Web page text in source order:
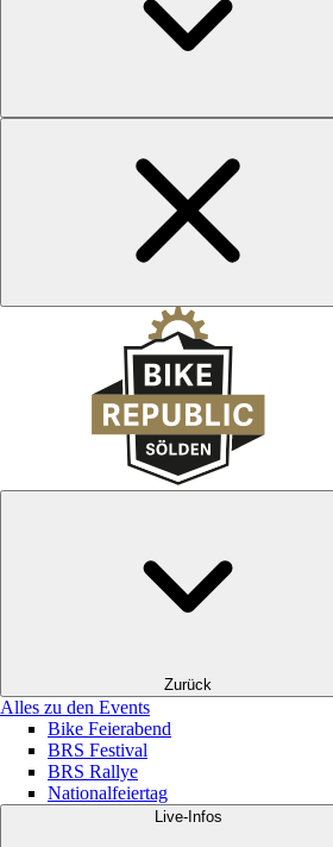
Zurück
Alles zu den Events
Bike Feierabend
BRS Festival
BRS Rallye
Nationalfeiertag
Live-Infos